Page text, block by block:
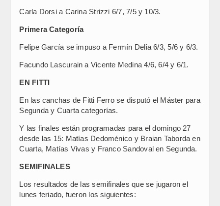
Carla Dorsi a Carina Strizzi 6/7, 7/5 y 10/3.
Primera Categoría
Felipe García se impuso a Fermín Delia 6/3, 5/6 y 6/3.
Facundo Lascurain a Vicente Medina 4/6, 6/4 y 6/1.
EN FITTI
En las canchas de Fitti Ferro se disputó el Máster para
Segunda y Cuarta categorías.
Y las finales están programadas para el domingo 27
desde las 15: Matías Dedoménico y Braian Taborda en
Cuarta, Matías Vivas y Franco Sandoval en Segunda.
SEMIFINALES
Los resultados de las semifinales que se jugaron el
lunes feriado, fueron los siguientes: